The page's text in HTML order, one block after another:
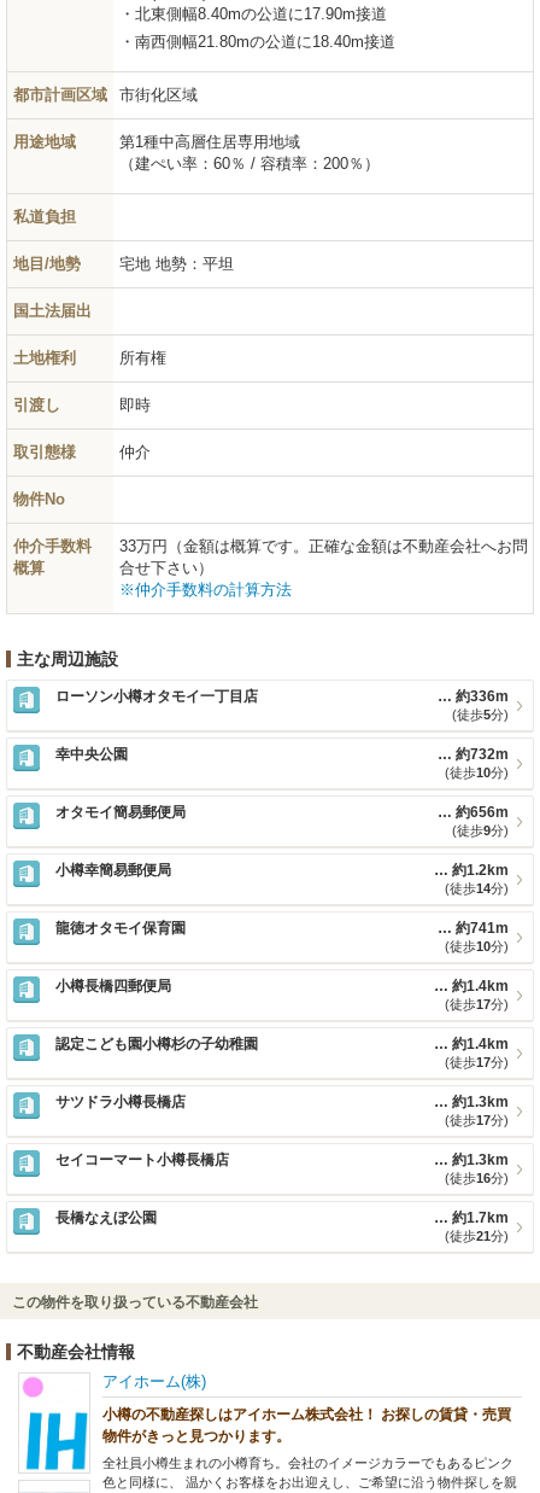
北東側幅8.40mの公道に17.90m接道
南西側幅21.80mの公道に18.40m接道
都市計画区域 市街化区域
用途地域
第1種中高層住居専用地域
（建ぺい率：60％ / 容積率：200％）
私道負担
地目/地勢 宅地 地勢：平坦
国土法届出
土地権利 所有権
引渡し 即時
取引態様 仲介
物件No
仲介手数料
概算
33万円（金額は概算です。正確な金額は不動産会社へお問
合せ下さい）
※仲介手数料の計算方法
主な周辺施設
ローソン小樽オタモイ一丁目店 約336m
(徒歩5分)
幸中央公園 約732m
(徒歩10分)
オタモイ簡易郵便局 約656m
(徒歩9分)
小樽幸簡易郵便局 約1.2km
(徒歩14分)
龍徳オタモイ保育園 約741m
(徒歩10分)
小樽長橋四郵便局 約1.4km
(徒歩17分)
認定こども園小樽杉の子幼稚園 約1.4km
(徒歩17分)
サツドラ小樽長橋店 約1.3km
(徒歩17分)
セイコーマート小樽長橋店 約1.3km
(徒歩16分)
長橋なえぼ公園 約1.7km
(徒歩21分)
この物件を取り扱っている不動産会社
不動産会社情報
アイホーム(株)
小樽の不動産探しはアイホーム株式会社！ お探しの賃貸・売買
物件がきっと見つかります。
全社員小樽生まれの小樽育ち。会社のイメージカラーでもあるピンク
色と同様に、 温かくお客様をお出迎えし、ご希望に沿う物件探しを親